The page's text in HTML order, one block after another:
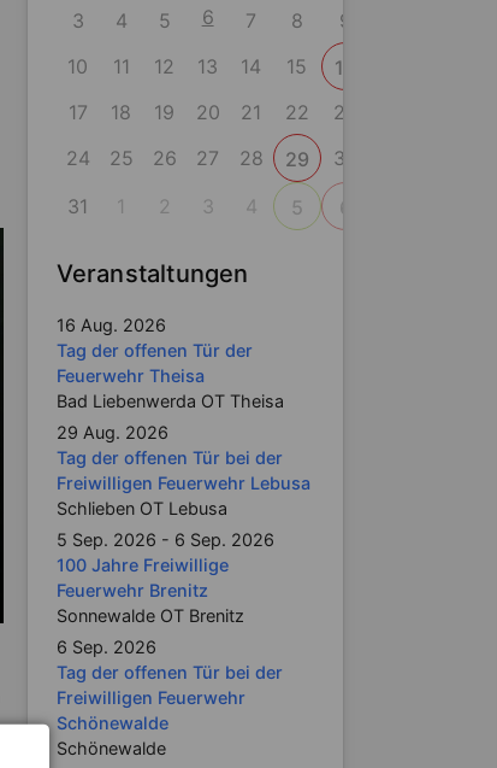
3
4 5 6 7 8
9
10
11 12 13 14 15
16
17
18 19 20 21 22
23
24
25 26 27 28 29
30
31
1 2 3 4 5 6
Veranstaltungen
16 Aug. 2026
Tag der offenen Tür der
Feuerwehr Theisa
Bad Liebenwerda OT Theisa
29 Aug. 2026
Tag der offenen Tür bei der
Freiwilligen Feuerwehr Lebusa
Schlieben OT Lebusa
5 Sep. 2026 - 6 Sep. 2026
100 Jahre Freiwillige
Feuerwehr Brenitz
Sonnewalde OT Brenitz
6 Sep. 2026
Tag der offenen Tür bei der
Freiwilligen Feuerwehr
Schönewalde
Schönewalde